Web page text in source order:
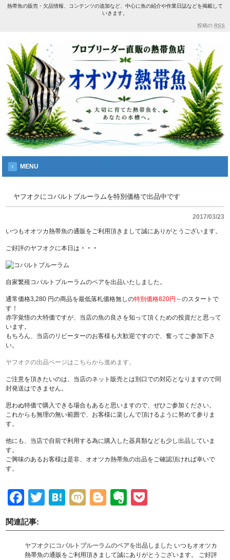
熱帯魚の販売・欠品情報、コンテンツの追加など、中心に魚の紹介や作業日誌などを掲載して
いきます。
投稿の RSS
MENU
ヤフオクにコバルトブルーラムを特別価格で出品中です
2017/03/23
いつもオオツカ熱帯魚の通販をご利用頂きまして誠にありがとうございます。
ご好評のヤフオクに本日は ・・・
自家繁殖コバルトブルーラムのペアを出品いたしました。
通常価格3,280 円の商品を最低落札価格無しの特別価格820円～のスタートで
す！
赤字覚悟の大特価ですが、当店の魚の良さを知って頂くための投資だと思って
います。
もちろん、当店のリピーターのお客様も大歓迎ですので、奮ってご参加下さ
い。
ヤフオクの出品ページはこちらから進めます。
ご注意を頂きたいのは、当店のネット販売とは別口での対応となりますので同
封発送はできません。
思わぬ特価で購入できる場合もあると思いますので、ぜひご参加ください。
これからも無理の無い範囲で、お客様に楽しんで頂けるように努めて参りま
す。
他にも、当店で自前で利用する為に購入した器具類なども少し出品していま
す。
ご興味のあるお客様は是非、オオツカ熱帯魚の出品をご確認頂ければ幸いで
す。
Facebook
Twitter
Hatena
MixiBloggerEvernote
関連記事:
ヤフオクにコバルトブルーラムのペアを出品しました いつもオオツカ
熱帯魚の通販をご利用頂きまして誠にありがとうございます。 ご好評